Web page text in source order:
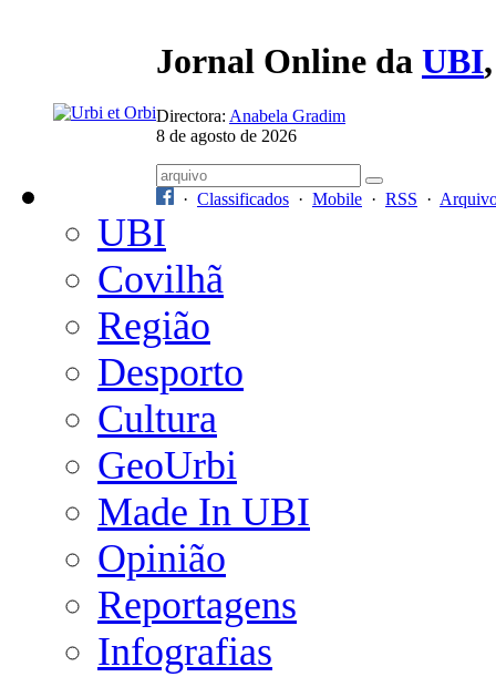
Jornal Online da UBI
Directora: Anabela Gradim
8 de agosto de 2026
· Classificados · Mobile · RSS ·
UBI
Covilhã
Região
Desporto
Cultura
GeoUrbi
Made In UBI
Opinião
Reportagens
Infografias